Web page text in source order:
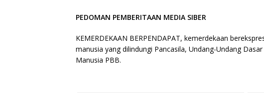
PEDOMAN PEMBERITAAN MEDIA SIBER
KEMERDEKAAN BERPENDAPAT, kemerdekaan
manusia yang dilindungi Pancasila, Undang-Undang
Manusia PBB.